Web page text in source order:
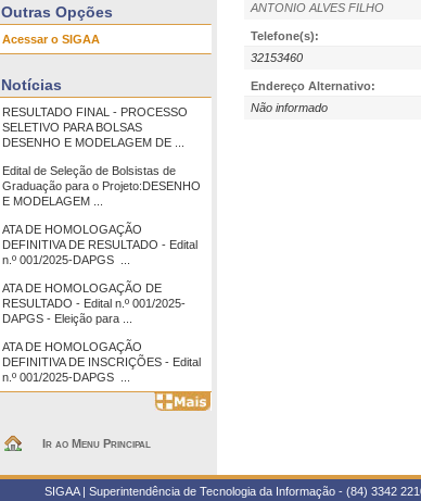
Outras Opções
Acessar o SIGAA
Notícias
RESULTADO FINAL - PROCESSO
SELETIVO PARA BOLSAS 
DESENHO E MODELAGEM DE ...
Edital de Seleção de Bolsistas de
Graduação para o Projeto:DESENHO
E MODELAGEM ...
ATA DE HOMOLOGAÇÃO
DEFINITIVA DE RESULTADO - Edital
n.º 001/2025-DAPGS  ...
ATA DE HOMOLOGAÇÃO DE
RESULTADO - Edital n.º 001/2025-
DAPGS - Eleição para ...
ATA DE HOMOLOGAÇÃO
DEFINITIVA DE INSCRIÇÕES - Edital
n.º 001/2025-DAPGS  ...
Ir ao Menu Principal
ANTONIO ALVES FILHO
Telefone(s):
32153460
Endereço Alternativo:
Não informado
SIGAA | Superintendência de Tecnologia da Informação - (84) 3342